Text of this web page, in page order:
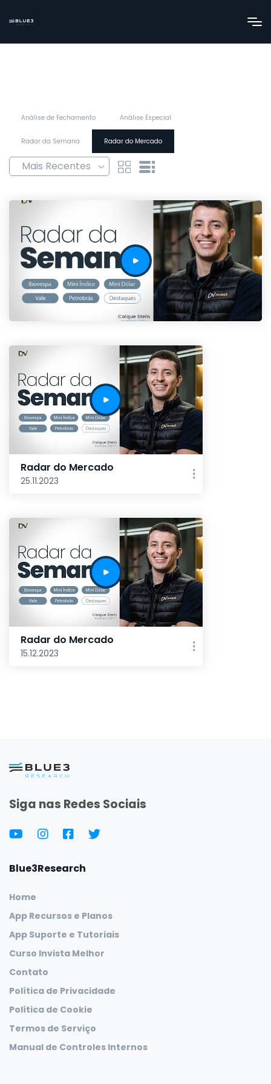
Análise de Fechamento Análise Especial
Radar da Semana Radar do Mercado
Radar do Mercado
25.11.2023
Radar do Mercado
15.12.2023
Siga nas Redes Sociais
Blue3Research
Home
App Recursos e Planos
App Suporte e Tutoriais
Curso Invista Melhor
Contato
Política de Privacidade
Política de Cookie
Termos de Serviço
Manual de Controles Internos